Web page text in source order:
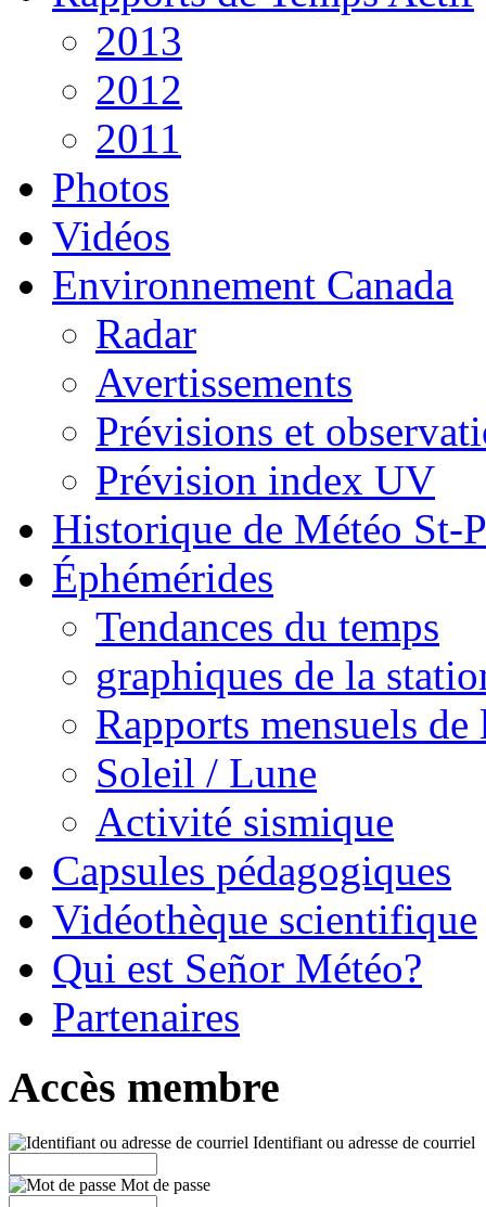
2013
2012
2011
Photos
Vidéos
Environnement Canada
Radar
Avertissements
Prévisions et
Prévision index UV
Historique de Météo St-
Éphémérides
Tendances du temps
graphiques de la
Rapports mensuels de
Soleil / Lune
Activité sismique
Capsules pédagogiques
Vidéothèque scientifique
Qui est Señor Météo?
Partenaires
Accès membre
Identifiant ou adresse de courriel
Mot de passe